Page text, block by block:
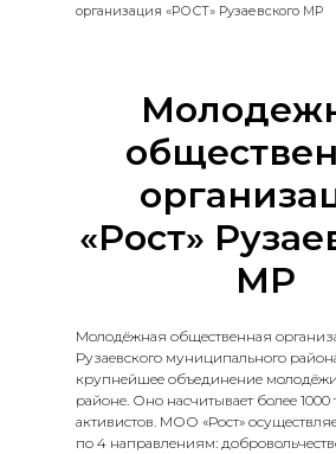
организация «РОСТ» Рузаевского МР
«Рост»
МР
Молодёжная общественная
Рузаевского муниципального
крупнейшее объединение
районе. Оно насчитывает более 1000
активистов. МОО «Рост»
по 4 направлениям: